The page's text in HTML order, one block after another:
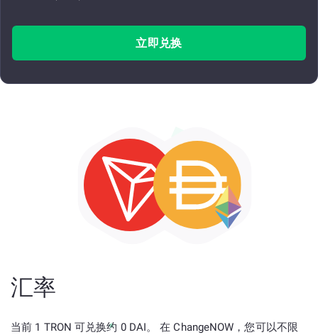
立即兑换
汇率
当前 1 TRON 可兑换约 0 DAI。 在 ChangeNOW，您可以不限